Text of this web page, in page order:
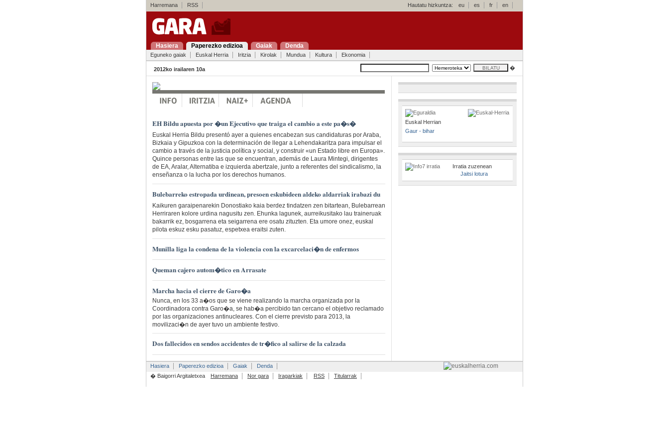
Harremana RSS Hautatu hizkuntza: eu es fr en
Hasiera Paperezko edizioa Gaiak Denda
Eguneko gaiak Euskal Herria Iritzia Kirolak Mundua Kultura Ekonomia
2012ko irailaren 10a �
EH Bildu apuesta por �un Ejecutivo que traiga el cambio a este pa�s�
Euskal Herria Bildu presentó ayer a quienes encabezan sus candidaturas por Araba,
Bizkaia y Gipuzkoa con la determinación de llegar a Lehendakaritza para impulsar el
cambio a través de la justicia política y social, y construir «un Estado libre en Europa».
Quince personas entre las que se encuentran, además de Laura Mintegi, dirigentes
de EA, Aralar, Alternatiba e izquierda abertzale, junto a referentes del sindicalismo, la
enseñanza o la lucha por los derechos humanos.
Bulebarreko estropada urdinean, presoen eskubideen aldeko aldarriak irabazi du
Kaikuren garaipenarekin Donostiako kaia berdez tindatzen zen bitartean, Bulebarrean
Herriraren kolore urdina nagusitu zen. Ehunka lagunek, aurreikusitako lau traineruak
bakarrik ez, bosgarrena eta seigarrena ere osatu zituzten. Eta umore onez, euskal
pilota eskuz esku pasatuz, espetxea eraitsi zuten.
Munilla liga la condena de la violencia con la excarcelaci�n de enfermos
Queman cajero autom�tico en Arrasate
Marcha hacia el cierre de Garo�a
Nunca, en los 33 a�os que se viene realizando la marcha organizada por la
Coordinadora contra Garo�a, se hab�a percibido tan cercano el objetivo reclamado
por las organizaciones antinucleares. Con el cierre previsto para 2013, la
movilizaci�n de ayer tuvo un ambiente festivo.
Dos fallecidos en sendos accidentes de tr�fico al salirse de la calzada
Euskal Herrian
Gaur - bihar
Irratia zuzenean
Jaitsi lotura
Hasiera Paperezko edizioa Gaiak
Denda
� Baigorri Argitaletxea
Harremana Nor gara Iragarkiak RSS Titularrak